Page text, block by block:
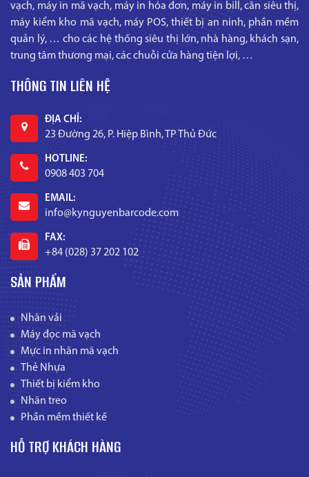
vạch, máy in mã vạch, máy in hóa đơn, máy in bill, cân siêu thị,
máy kiểm kho mã vạch, máy POS, thiết bị an ninh, phần mềm
quản lý, … cho các hệ thống siêu thị lớn, nhà hàng, khách sạn,
trung tâm thương mại, các chuỗi cửa hàng tiện lợi, …
THÔNG TIN LIÊN HỆ
ĐỊA CHỈ:
23 Đường 26, P. Hiệp Bình, TP Thủ Đức
HOTLINE:
0908 403 704
EMAIL:
info@kynguyenbarcode.com
FAX:
+84 (028) 37 202 102
SẢN PHẨM
Nhãn vải
Máy đọc mã vạch
Mực in nhãn mã vạch
Thẻ Nhựa
Thiết bị kiểm kho
Nhãn treo
Phần mềm thiết kế
HỖ TRỢ KHÁCH HÀNG